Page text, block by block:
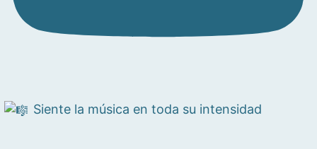
Siente la música en toda su intensidad